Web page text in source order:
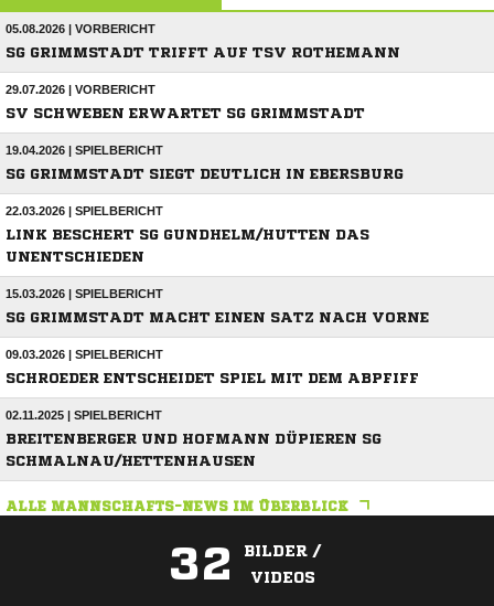
05.08.2026 | VORBERICHT
SG GRIMMSTADT TRIFFT AUF TSV ROTHEMANN
29.07.2026 | VORBERICHT
SV SCHWEBEN ERWARTET SG GRIMMSTADT
19.04.2026 | SPIELBERICHT
SG GRIMMSTADT SIEGT DEUTLICH IN EBERSBURG
22.03.2026 | SPIELBERICHT
LINK BESCHERT SG GUNDHELM/HUTTEN DAS
UNENTSCHIEDEN
15.03.2026 | SPIELBERICHT
SG GRIMMSTADT MACHT EINEN SATZ NACH VORNE
09.03.2026 | SPIELBERICHT
SCHROEDER ENTSCHEIDET SPIEL MIT DEM ABPFIFF
02.11.2025 | SPIELBERICHT
BREITENBERGER UND HOFMANN DÜPIEREN SG
SCHMALNAU/HETTENHAUSEN
ALLE MANNSCHAFTS-NEWS IM ÜBERBLICK
32
BILDER /
VIDEOS